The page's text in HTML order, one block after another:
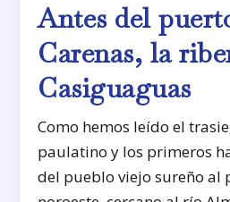
Antes del
Carenas, la
Casiguaguas
Como hemos leído el
paulatino y los primeros
del pueblo viejo sureño al